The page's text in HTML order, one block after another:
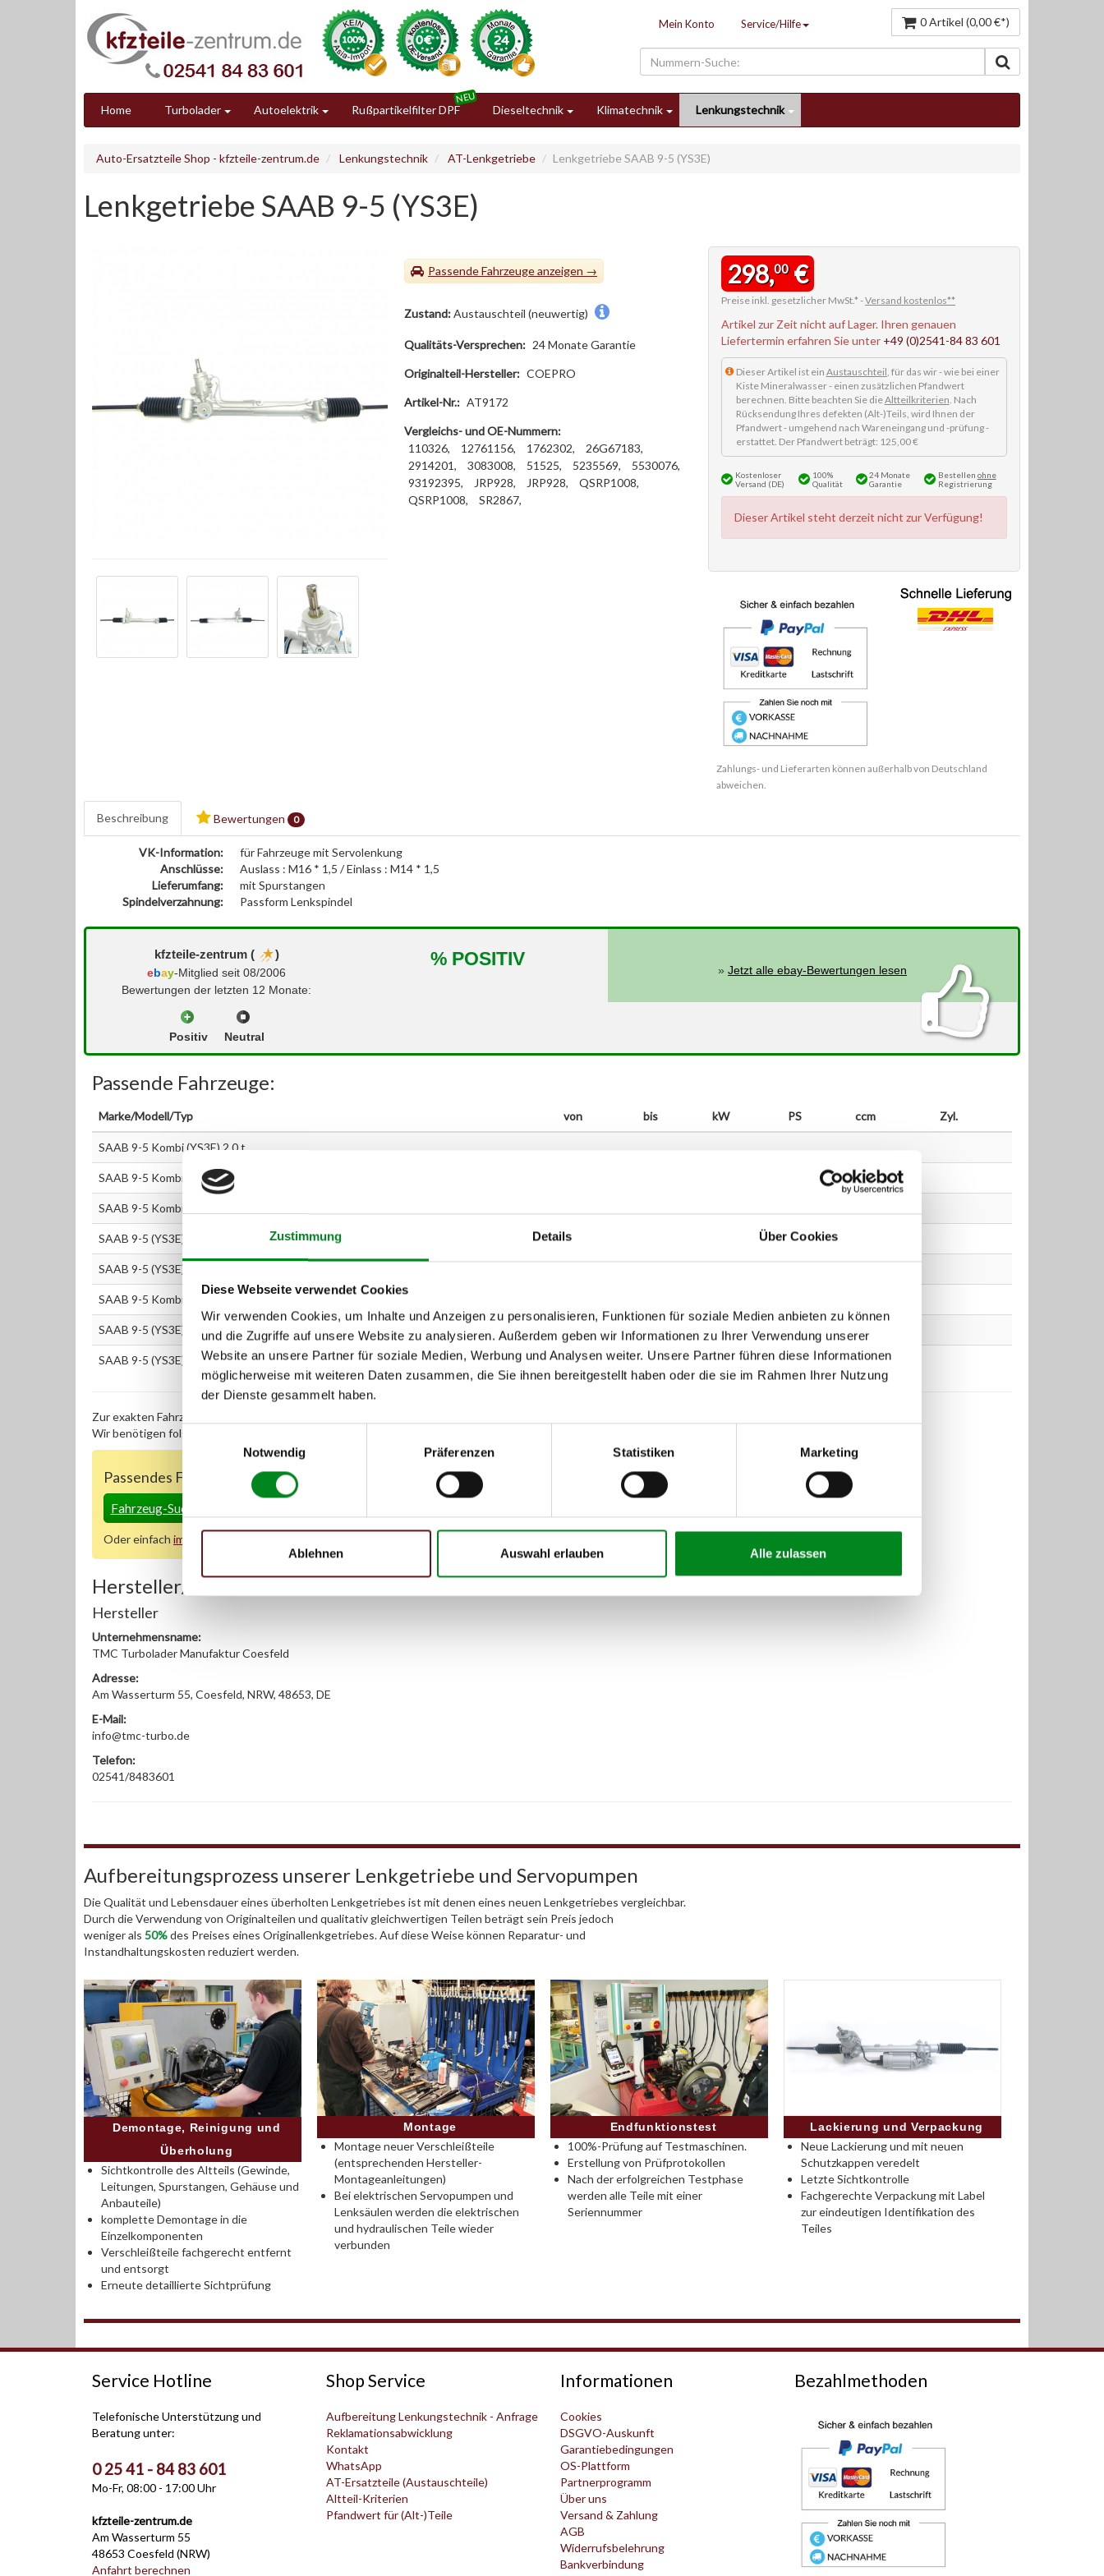
Zustimmung Details Über Cookies
Diese Webseite verwendet Cookies
Wir verwenden Cookies, um Inhalte und Anzeigen zu personalisieren, Funktionen für soziale Medien anbieten zu können
und die Zugriffe auf unsere Website zu analysieren. Außerdem geben wir Informationen zu Ihrer Verwendung unserer
Website an unsere Partner für soziale Medien, Werbung und Analysen weiter. Unsere Partner führen diese Informationen
möglicherweise mit weiteren Daten zusammen, die Sie ihnen bereitgestellt haben oder die sie im Rahmen Ihrer Nutzung
der Dienste gesammelt haben.
Notwendig
Präferenzen Statistiken Marketing
Ablehnen Auswahl erlauben Alle zulassen
Mein Konto Service/Hilfe 0 Artikel (0,00 €*)
Home Turbolader Autoelektrik Rußpartikelfilter DPF Dieseltechnik Klimatechnik Lenkungstechnik
Auto-Ersatzteile Shop - kfzteile-zentrum.de Lenkungstechnik AT-Lenkgetriebe Lenkgetriebe SAAB 9-5 (YS3E)
Lenkgetriebe SAAB 9-5 (YS3E)
Passende Fahrzeuge
Zustand:Austauschteil (neuwertig)
Qualitäts-Versprechen: 24 Monate Garantie
Originalteil-Hersteller: COEPRO
Artikel-Nr.: AT9172
Vergleichs- und OE-Nummern:
110326,
12761156, 1762302,
26G67183,
2914201,
3083008, 51525, 5235569,
5530076,
93192395,
JRP928, JRP928,
QSRP1008,
QSRP1008,
SR2867,
298,00€
Preise inkl. gesetzlicher MwSt.* -Versand kostenlos**
Artikel zur Zeit nicht auf Lager. Ihren genauen
Liefertermin erfahren Sie unter +49 (0)2541-84 83 601
Dieser Artikel ist ein Austauschteil, für das wir - wie bei einer
Kiste Mineralwasser - einen zusätzlichen Pfandwert
berechnen. Bitte beachten Sie dieAltteilkriterien. Nach
Rücksendung Ihres defekten (Alt-)Teils, wird Ihnen der
Pfandwert - umgehend nach Wareneingang und -prüfung -
erstattet. Der Pfandwert beträgt: 125,00 €
Kostenloser
Versand (DE)
100%
Qualität
24 Monate
Garantie
Bestellen ohne
Registrierung
Dieser Artikel steht derzeit nicht zur Verfügung!
Zahlungs- und Lieferarten können außerhalb von Deutschland
abweichen.
Beschreibung Bewertungen 0
VK-Information:
für Fahrzeuge mit Servolenkung
Anschlüsse:
Auslass : M16 * 1,5 / Einlass : M14 * 1,5
Lieferumfang:
mit Spurstangen
Spindelverzahnung:
Passform Lenkspindel
kfzteile-zentrum ( )
ebay-Mitglied seit 08/2006
Bewertungen der letzten 12 Monate:
Positiv Neutral
% POSITIV
»Jetzt alle ebay-Bewertungen lesen
Passende Fahrzeuge:
Marke/Modell/Typ von bis kW PS ccm Zyl.
SAAB 9-5 Kombi (YS3E) 2.0 t
SAAB 9-5 Kombi (YS3E) 2.3 t
SAAB 9-5 Kombi (YS3E) 2.3 Turbo
SAAB 9-5 (YS3E) 2.3t
SAAB 9-5 (YS3E) 2.3 Turbo
SAAB 9-5 Kombi (YS3E) 3.0 V6t
SAAB 9-5 (YS3E) 2.0 t
SAAB 9-5 (YS3E) 3.0 V6t
Zur exakten Fahrzeug-Identifizierung können Sie auch unseren Support kontaktieren (
Wir benötigen folgende Fahrzeugdaten:
Passendes Fahrzeug nicht dabei?
Fahrzeug-Suche für AT-Lenkgetriebe
Oder einfach im Chat
Hersteller/EU Verantwortliche Person
Hersteller
Unternehmensname:
TMC Turbolader Manufaktur Coesfeld
Adresse:
Am Wasserturm 55, Coesfeld, NRW, 48653, DE
E-Mail:
info@tmc-turbo.de
Telefon:
02541/8483601
Aufbereitungsprozess unserer Lenkgetriebe und Servopumpen
Die Qualität und Lebensdauer eines überholten Lenkgetriebes ist mit denen eines neuen Lenkgetriebes vergleichbar.
Durch die Verwendung von Originalteilen und qualitativ gleichwertigen Teilen beträgt sein Preis jedoch
weniger als 50%des Preises eines Originallenkgetriebes. Auf diese Weise können Reparatur- und
Instandhaltungskosten reduziert werden.
Demontage, Reinigung und
Überholung
Sichtkontrolle des Altteils (Gewinde,
Leitungen, Spurstangen, Gehäuse und
Anbauteile)
komplette Demontage in die
Einzelkomponenten
Verschleißteile fachgerecht entfernt
und entsorgt
Erneute detaillierte Sichtprüfung
Montage
Montage neuer Verschleißteile
(entsprechenden Hersteller-
Montageanleitungen)
Bei elektrischen Servopumpen und
Lenksäulen werden die elektrischen
und hydraulischen Teile wieder
verbunden
Endfunktionstest
100%-Prüfung auf Testmaschinen.
Erstellung von Prüfprotokollen
Nach der erfolgreichen Testphase
werden alle Teile mit einer
Seriennummer
Lackierung und Verpackung
Neue Lackierung und mit neuen
Schutzkappen veredelt
Letzte Sichtkontrolle
Fachgerechte Verpackung mit Label
zur eindeutigen Identifikation des
Teiles
Service Hotline
Telefonische Unterstützung und
Beratung unter:
0 25 41 - 84 83 601
Mo-Fr, 08:00 - 17:00 Uhr
kfzteile-zentrum.de
Am Wasserturm 55
48653 Coesfeld (NRW)
Anfahrt berechnen
Shop Service
Aufbereitung Lenkungstechnik - Anfrage
Reklamationsabwicklung
Kontakt
WhatsApp
AT-Ersatzteile (Austauschteile)
Altteil-Kriterien
Pfandwert für (Alt-)Teile
Informationen
Cookies
DSGVO-Auskunft
Garantiebedingungen
OS-Plattform
Partnerprogramm
Über uns
Versand & Zahlung
AGB
Widerrufsbelehrung
Bankverbindung
Bezahlmethoden